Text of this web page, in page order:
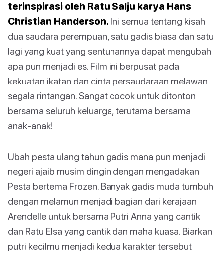
terinspirasi oleh Ratu Salju karya Hans
Christian Handerson. Ini semua tentang kisah
dua saudara perempuan, satu gadis biasa dan satu
lagi yang kuat yang sentuhannya dapat mengubah
apa pun menjadi es. Film ini berpusat pada
kekuatan ikatan dan cinta persaudaraan melawan
segala rintangan. Sangat cocok untuk ditonton
bersama seluruh keluarga, terutama bersama
anak-anak!
Ubah pesta ulang tahun gadis mana pun menjadi
negeri ajaib musim dingin dengan mengadakan
Pesta bertema Frozen. Banyak gadis muda tumbuh
dengan melamun menjadi bagian dari kerajaan
Arendelle untuk bersama Putri Anna yang cantik
dan Ratu Elsa yang cantik dan maha kuasa. Biarkan
putri kecilmu menjadi kedua karakter tersebut